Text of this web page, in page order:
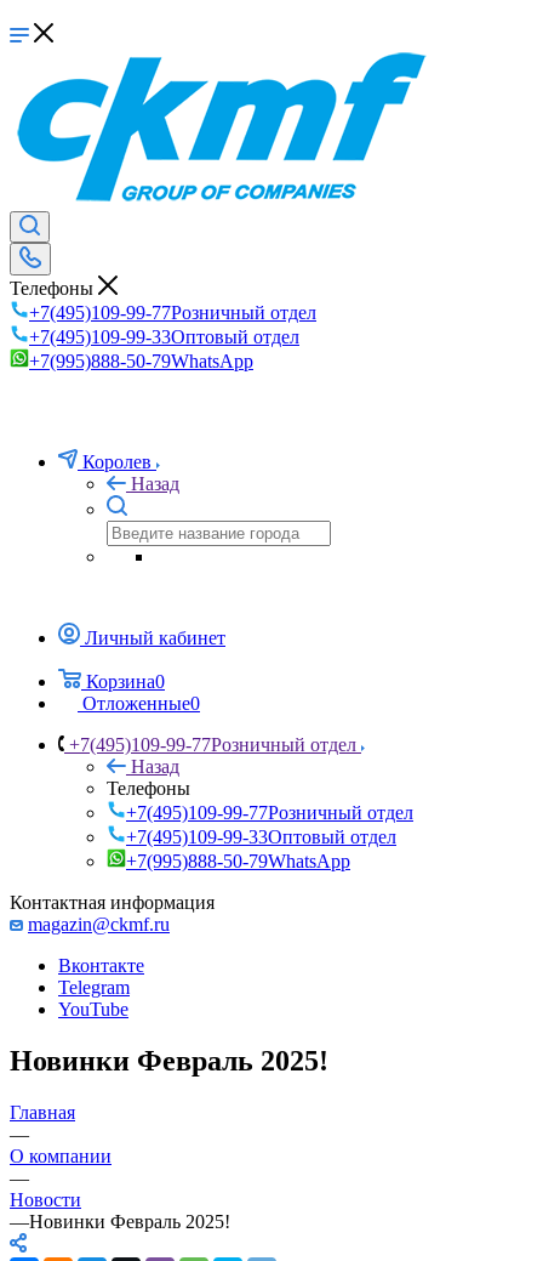
Телефоны
+7(495)109-99-77Розничный отдел
+7(495)109-99-33Оптовый отдел
+7(995)888-50-79WhatsApp
Королев
Назад
Личный кабинет
Корзина0
Отложенные0
+7(495)109-99-77Розничный отдел
Назад
Телефоны
+7(495)109-99-77Розничный отдел
+7(495)109-99-33Оптовый отдел
+7(995)888-50-79WhatsApp
Контактная информация
magazin@ckmf.ru
Вконтакте
Telegram
YouTube
Новинки Февраль 2025!
Главная
—
О компании
—
Новости
—Новинки Февраль 2025!